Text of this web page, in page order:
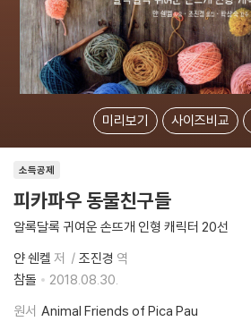
미리보기 사이즈비교
소득공제
피카파우 동물친구들
알록달록 귀여운 손뜨개 인형 캐릭터 20선
얀 쉔켈 저 조진경 역
참돌
2018.08.30.
원서 Animal Friends of Pica Pau